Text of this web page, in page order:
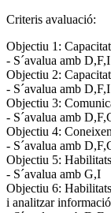
Criteris avaluació:
Objectiu 1:
- S´avalua amb D,F,I
Objectiu 2:
- S´avalua amb D,F,I
Objectiu 3:
- S´avalua amb
Objectiu 4:
- S´avalua amb
Objectiu 5:
- S´avalua amb G,I
Objectiu 6:
i analitzar